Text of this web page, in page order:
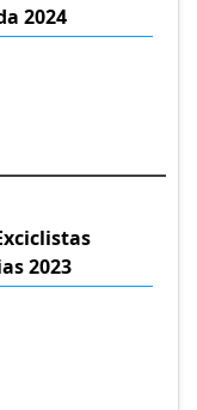
2024
2023